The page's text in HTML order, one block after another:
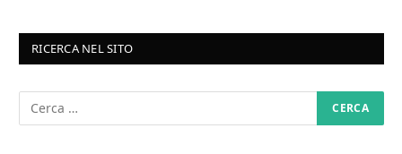
RICERCA NEL SITO